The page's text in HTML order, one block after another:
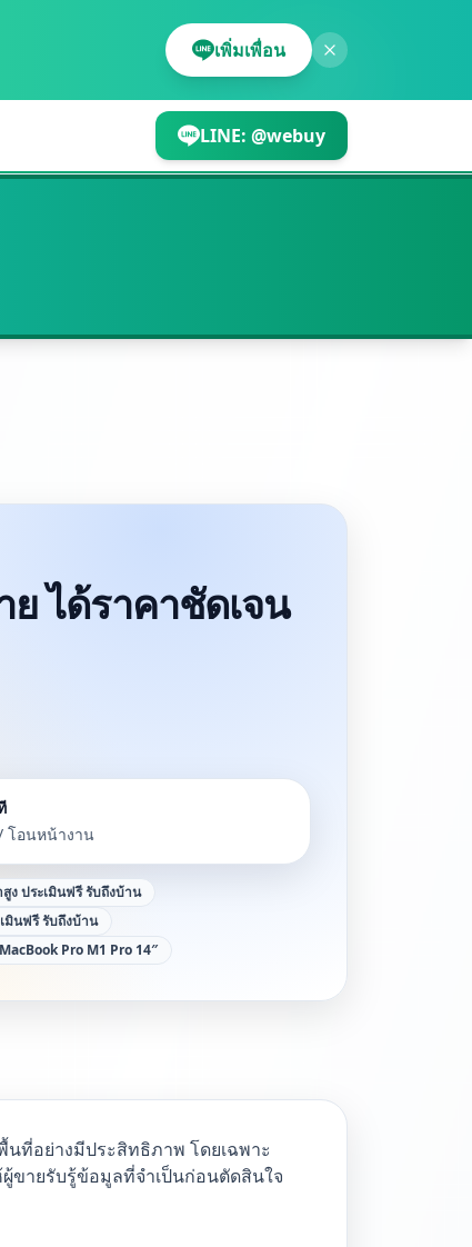
เพิ่มเพื่อน
LINE: @webuy
ได้ราคาชัดเจน
โอนหน้างาน
ง ประเมินฟรี รับถึงบ้าน
มินฟรี รับถึงบ้าน
MacBook Pro M1 Pro 14″
ที่อย่างมีประสิทธิภาพ โดยเฉพาะ
ขายรับรู้ข้อมูลที่จำเป็นก่อนตัดสินใจ